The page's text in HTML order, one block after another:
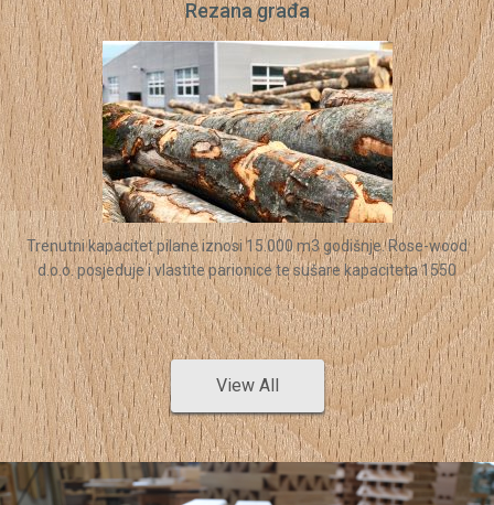
Rezana građa
Trenutni kapacitet pilane iznosi 15.000 m3 godišnje. Rose-wood
d.o.o. posjeduje i vlastite parionice te sušare kapaciteta 1550
View All